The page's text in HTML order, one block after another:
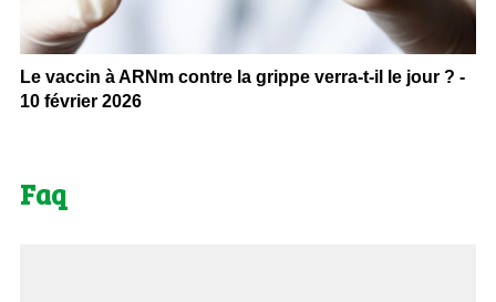
Le vaccin à ARNm contre la grippe verra-t-il le jour ? -
10 février 2026
Faq